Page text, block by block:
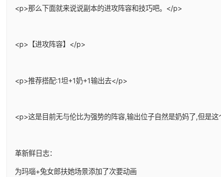
<p>那么下面就来说说副本的进攻阵容和技巧吧。</p>
<p>【进攻阵容】</p>
<p>推荐搭配:1坦+1奶+1输出去</p>
<p>这是目前无与伦比为强势的阵容,输出位子自然是奶妈了,但是
革新鲜日志：
为玛瑙+兔女郎扶她场景添加了次要动画